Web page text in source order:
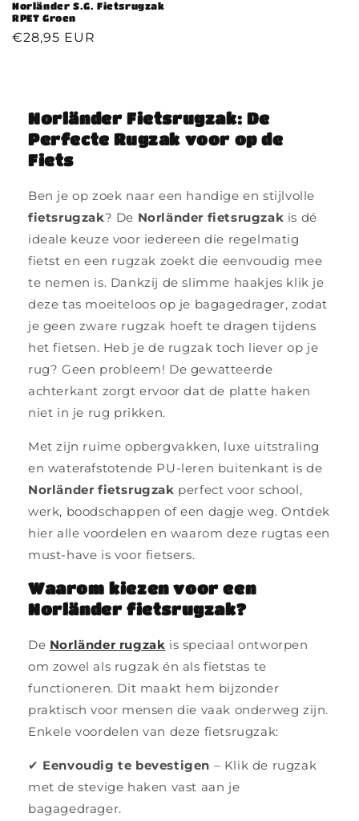
Norländer S.G. Fietsrugzak
RPET Groen
Normale
€28,95 EUR
Norländer Fietsrugzak: De
Perfecte Rugzak voor op de
Fiets
Ben je op zoek naar een handige en stijlvolle
fietsrugzak? De Norländer fietsrugzak is dé
ideale keuze voor iedereen die regelmatig
fietst en een rugzak zoekt die eenvoudig mee
te nemen is. Dankzij de slimme haakjes klik je
deze tas moeiteloos op je bagagedrager, zodat
je geen zware rugzak hoeft te dragen tijdens
het fietsen. Heb je de rugzak toch liever op je
rug? Geen probleem! De gewatteerde
achterkant zorgt ervoor dat de platte haken
niet in je rug prikken.
Met zijn ruime opbergvakken, luxe uitstraling
en waterafstotende PU-leren buitenkant is de
Norländer fietsrugzak perfect voor school,
werk, boodschappen of een dagje weg. Ontdek
hier alle voordelen en waarom deze rugtas een
must-have is voor fietsers.
Waarom kiezen voor een
Norländer fietsrugzak?
De Norländer rugzak is speciaal ontworpen
om zowel als rugzak én als fietstas te
functioneren. Dit maakt hem bijzonder
praktisch voor mensen die vaak onderweg zijn.
Enkele voordelen van deze fietsrugzak:
✔ Eenvoudig te bevestigen – Klik de rugzak
met de stevige haken vast aan je
bagagedrager.